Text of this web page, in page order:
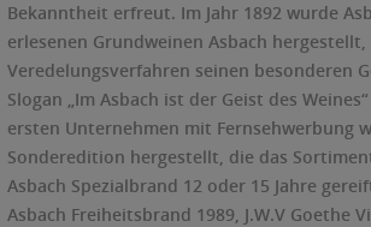
Bekanntheit erfreut. Im Jahr 1892 wurde
erlesenen Grundweinen Asbach
Veredelungsverfahren seinen besonderen
Slogan „Im Asbach ist der Geist des
ersten Unternehmen mit Fernsehwerbung
Sonderedition hergestellt, die das
Asbach Spezialbrand 12 oder 15 Jahre
Asbach Freiheitsbrand 1989, J.W.V Goethe